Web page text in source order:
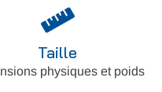
Taille
physiques et poids